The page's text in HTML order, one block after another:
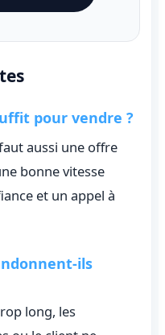
pour vendre ?
aussi une offre
bonne vitesse
et un appel à
ils
long, les